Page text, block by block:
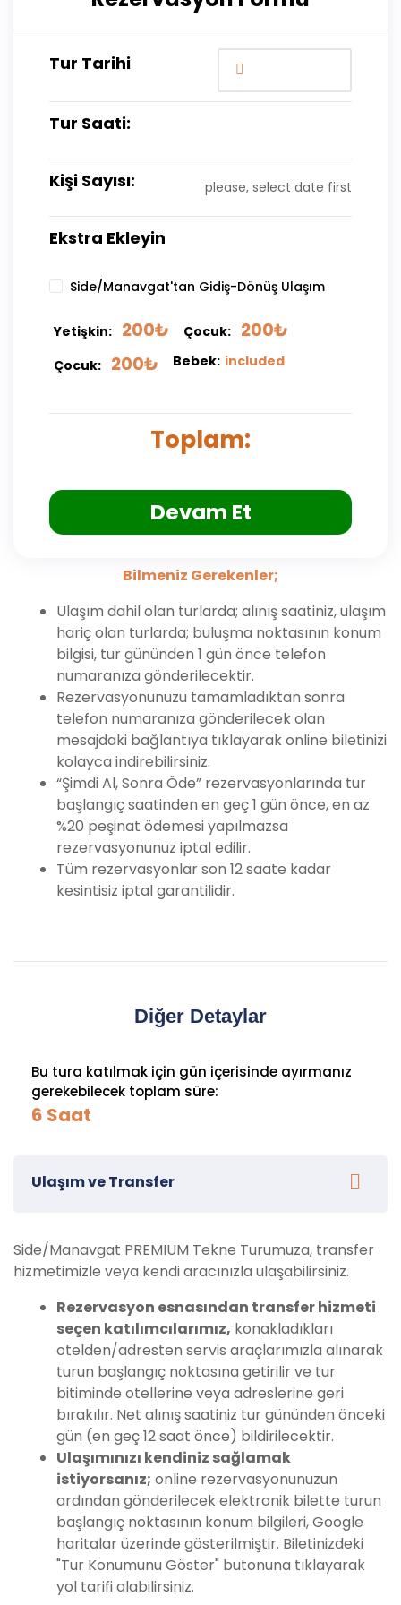
Tur Tarihi
Tur Saati:
Kişi Sayısı: please, select date first
Ekstra Ekleyin
Side/Manavgat'tan Gidiş-Dönüş Ulaşım
Yetişkin: 200₺ Çocuk: 200₺
Çocuk: 200₺ Bebek: included
Toplam:
Devam Et
Bilmeniz Gerekenler;
Ulaşım dahil olan turlarda; alınış saatiniz, ulaşım
hariç olan turlarda; buluşma noktasının konum
bilgisi, tur gününden 1 gün önce telefon
numaranıza gönderilecektir.
Rezervasyonunuzu tamamladıktan sonra
telefon numaranıza gönderilecek olan
mesajdaki bağlantıya tıklayarak online biletinizi
kolayca indirebilirsiniz.
“Şimdi Al, Sonra Öde” rezervasyonlarında tur
başlangıç saatinden en geç 1 gün önce, en az
%20 peşinat ödemesi yapılmazsa
rezervasyonunuz iptal edilir.
Tüm rezervasyonlar son 12 saate kadar
kesintisiz iptal garantilidir.
Diğer Detaylar
Bu tura katılmak için gün içerisinde ayırmanız
gerekebilecek toplam süre:
6 Saat
Ulaşım ve Transfer
Side/Manavgat PREMIUM Tekne Turumuza, transfer
hizmetimizle veya kendi aracınızla ulaşabilirsiniz.
Rezervasyon esnasından transfer hizmeti
seçen katılımcılarımız, konakladıkları
otelden/adresten servis araçlarımızla alınarak
turun başlangıç noktasına getirilir ve tur
bitiminde otellerine veya adreslerine geri
bırakılır. Net alınış saatiniz tur gününden önceki
gün (en geç 12 saat önce) bildirilecektir.
Ulaşımınızı kendiniz sağlamak
istiyorsanız; online rezervasyonunuzun
ardından gönderilecek elektronik bilette turun
başlangıç noktasının konum bilgileri, Google
haritalar üzerinde gösterilmiştir. Biletinizdeki
"Tur Konumunu Göster" butonuna tıklayarak
yol tarifi alabilirsiniz.